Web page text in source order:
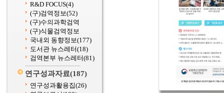
R&D FOCUS(4)
(구)검역정보(52)
(구)수의과학검역
(구)식물검역정보
국내외 동향정보(177)
도서관 뉴스레터(18)
검역본부 뉴스레터(81)
연구성과자료(187)
연구성과활용집(26)